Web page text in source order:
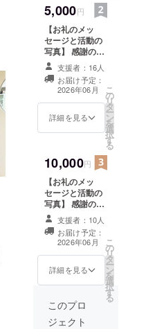
5,000円
【お礼のメッ
セージと活動の
写真】 感謝の気
持ちを込めて、
お礼のメッセー
ジと活動の写真2
枚をメールでお
送りします。
支援者：16人
お届け予定：
2026年06月
詳細を見る
こ
の
リ
タ
ー
ン
を
選
択
す
る
10,000円
【お礼のメッ
セージと活動の
写真】 感謝の気
持ちを込めて、
お礼のメッセー
ジと活動の写真4
枚をメールでお
送りします。
支援者：10人
お届け予定：
2026年06月
詳細を見る
こ
の
リ
タ
ー
ン
を
選
択
す
る
このプロ
ジェクト